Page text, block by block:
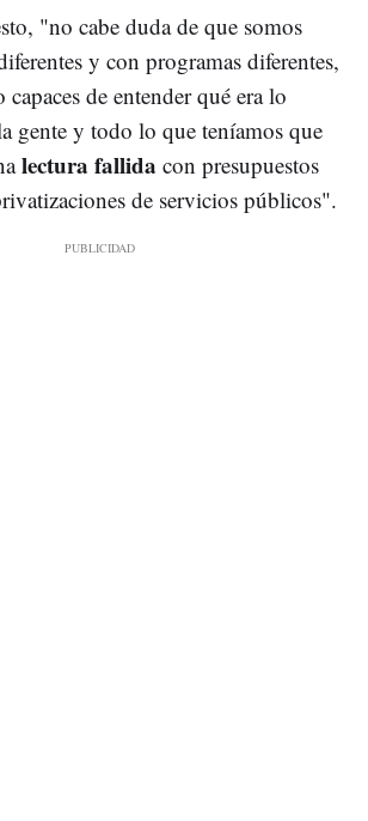
"no cabe duda de que somos
y con programas diferentes,
de entender qué era lo
gente y todo lo que teníamos que
lectura fallida con presupuestos
de servicios públicos".